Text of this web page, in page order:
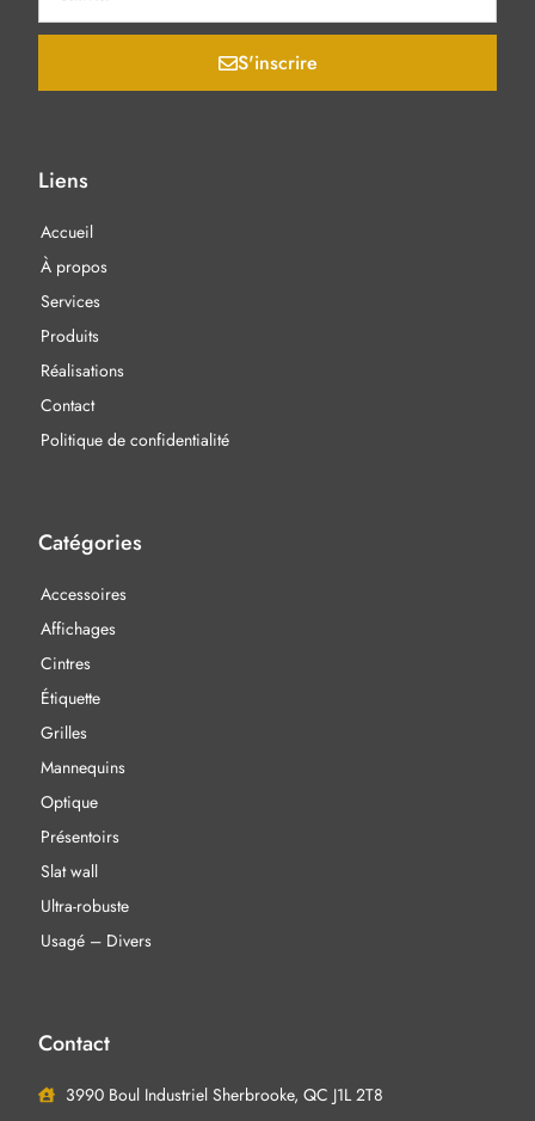
S'inscrire
Liens
Accueil
À propos
Services
Produits
Réalisations
Contact
Politique de confidentialité
Catégories
Accessoires
Affichages
Cintres
Étiquette
Grilles
Mannequins
Optique
Présentoirs
Slat wall
Ultra-robuste
Usagé – Divers
Contact
3990 Boul Industriel Sherbrooke, QC J1L 2T8